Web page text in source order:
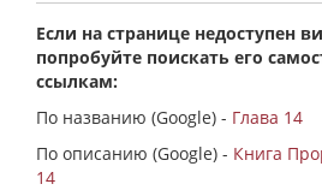
Если на странице недоступен
попробуйте поискать его
ссылкам:
По названию (Google) - Глава 14
По описанию (Google) - Книга
14